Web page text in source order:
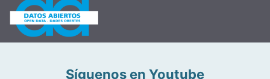
Síguenos en Youtube